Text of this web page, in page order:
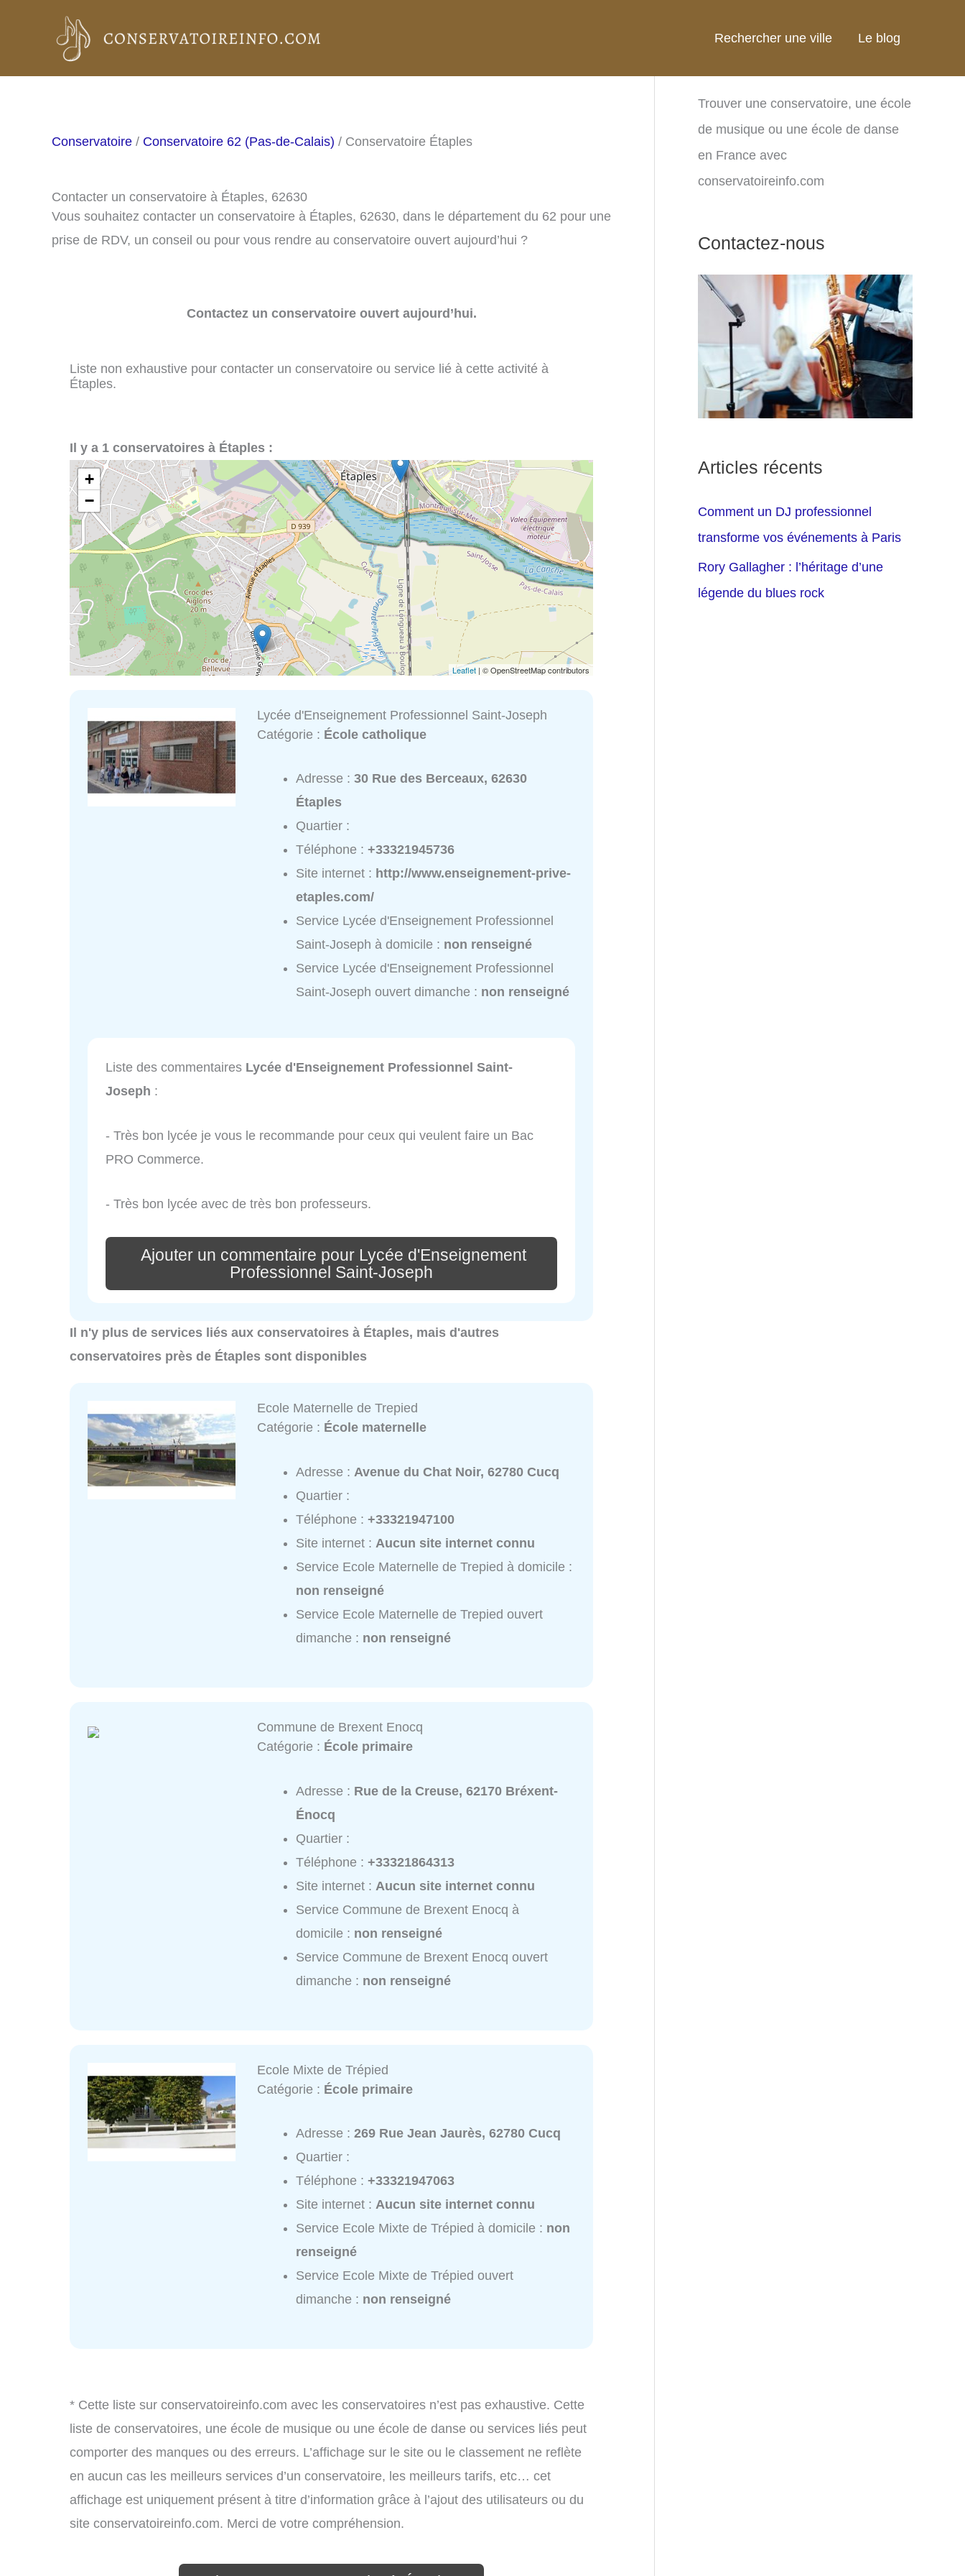
Rechercher une ville Le blog
Conservatoire / Conservatoire 62 (Pas-de-Calais) / Conservatoire Étaples
Contacter un conservatoire à Étaples, 62630
Vous souhaitez contacter un conservatoire à Étaples, 62630, dans le département du 62 pour une
prise de RDV, un conseil ou pour vous rendre au conservatoire ouvert aujourd’hui ?
Contactez un conservatoire ouvert aujourd’hui.
Liste non exhaustive pour contacter un conservatoire ou service lié à cette activité à
Étaples.
Il y a 1 conservatoires à Étaples :
+
−
Leaflet | © OpenStreetMap contributors
Lycée d'Enseignement Professionnel Saint-Joseph
Catégorie : École catholique
Adresse :30 Rue des Berceaux, 62630
Étaples
Quartier :
Téléphone :+33321945736
Site internet : http://www.enseignement-prive-
etaples.com/
Service Lycée d'Enseignement Professionnel
Saint-Joseph à domicile : non renseigné
Service Lycée d'Enseignement Professionnel
Saint-Joseph ouvert dimanche : non renseigné
Liste des commentaires Lycée d'Enseignement Professionnel Saint-
Joseph :
- Très bon lycée je vous le recommande pour ceux qui veulent faire un Bac
PRO Commerce.
- Très bon lycée avec de très bon professeurs.
Ajouter un commentaire pour Lycée d'Enseignement
Professionnel Saint-Joseph
Il n'y plus de services liés aux conservatoires à Étaples, mais d'autres
conservatoires près de Étaples sont disponibles
Ecole Maternelle de Trepied
Catégorie : École maternelle
Adresse : Avenue du Chat Noir, 62780 Cucq
Quartier :
Téléphone :+33321947100
Site internet : Aucun site internet connu
Service Ecole Maternelle de Trepied à domicile :
non renseigné
Service Ecole Maternelle de Trepied ouvert
dimanche : non renseigné
Commune de Brexent Enocq
Catégorie : École primaire
Adresse : Rue de la Creuse, 62170 Bréxent-
Énocq
Quartier :
Téléphone :+33321864313
Site internet : Aucun site internet connu
Service Commune de Brexent Enocq à
domicile : non renseigné
Service Commune de Brexent Enocq ouvert
dimanche : non renseigné
Ecole Mixte de Trépied
Catégorie : École primaire
Adresse :269 Rue Jean Jaurès, 62780 Cucq
Quartier :
Téléphone :+33321947063
Site internet :Aucun site internet connu
Service Ecole Mixte de Trépied à domicile : non
renseigné
Service Ecole Mixte de Trépied ouvert
dimanche : non renseigné
* Cette liste sur conservatoireinfo.com avec les conservatoires n’est pas exhaustive. Cette
liste de conservatoires, une école de musique ou une école de danse ou services liés peut
comporter des manques ou des erreurs. L’affichage sur le site ou le classement ne reflète
en aucun cas les meilleurs services d’un conservatoire, les meilleurs tarifs, etc… cet
affichage est uniquement présent à titre d’information grâce à l’ajout des utilisateurs ou du
site conservatoireinfo.com. Merci de votre compréhension.
Trouver une conservatoire, une école
de musique ou une école de danse
en France avec
conservatoireinfo.com
Contactez-nous
Articles récents
Comment un DJ professionnel
transforme vos événements à Paris
Rory Gallagher : l’héritage d’une
légende du blues rock